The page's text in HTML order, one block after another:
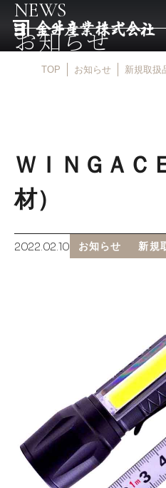
取扱メーカー
NEWS
お知らせ
TOP お知らせ 新規取扱
ＷＩＮＧＡＣ
材）
2022.02.10 お知らせ 新規